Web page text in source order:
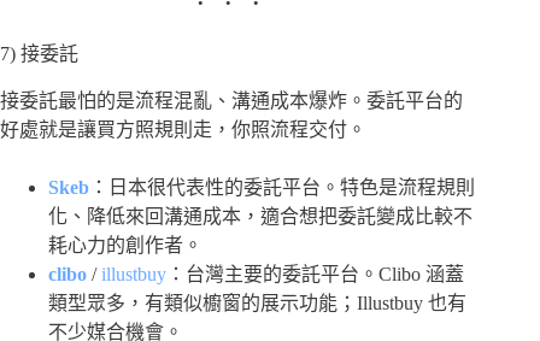
7) 接委託
接委託最怕的是流程混亂、溝通成本爆炸。委託平台的
好處就是讓買方照規則走，你照流程交付。
Skeb ：日本很代表性的委託平台。特色是流程規則
化、降低來回溝通成本，適合想把委託變成比較不
耗心力的創作者。
clibo /illustbuy ：台灣主要的委託平台。Clibo 涵蓋
類型眾多，有類似櫥窗的展示功能；Illustbuy 也有
不少媒合機會。